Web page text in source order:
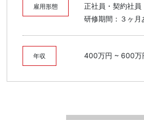
雇用形態
正社員・契約社員
研修期間：３ヶ月
年収 400万円 ~ 600万